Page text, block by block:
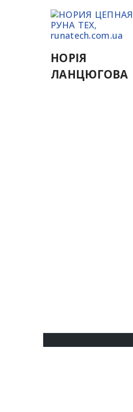
НОРІЯ
ЛАНЦЮГОВА